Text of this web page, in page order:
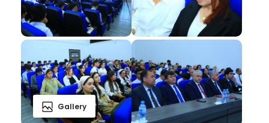
Gallery